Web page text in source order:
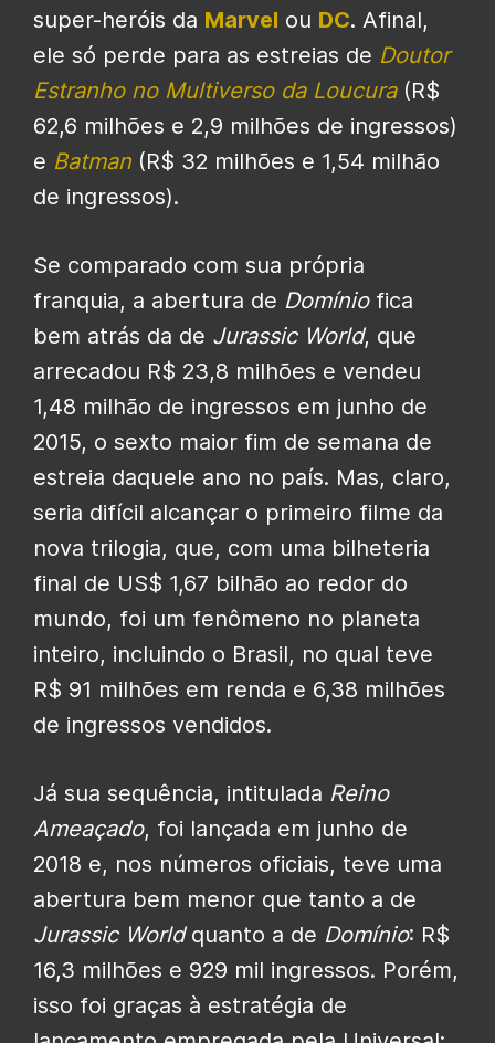
super-heróis da Marvel ou DC. Afinal,
ele só perde para as estreias de Doutor
Estranho no Multiverso da Loucura(R$
62,6 milhões e 2,9 milhões de ingressos)
e Batman (R$ 32 milhões e 1,54 milhão
de ingressos).
Se comparado com sua própria
franquia, a abertura de Domíniofica
bem atrás da de Jurassic World, que
arrecadou R$ 23,8 milhões e vendeu
1,48 milhão de ingressos em junho de
2015, o sexto maior fim de semana de
estreia daquele ano no país. Mas, claro,
seria difícil alcançar o primeiro filme da
nova trilogia, que, com uma bilheteria
final de US$ 1,67 bilhão ao redor do
mundo, foi um fenômeno no planeta
inteiro, incluindo o Brasil, no qual teve
R$ 91 milhões em renda e 6,38 milhões
de ingressos vendidos.
Já sua sequência, intitulada Reino
Ameaçado, foi lançada em junho de
2018 e, nos números oficiais, teve uma
abertura bem menor que tanto a de
Jurassic Worldquanto a de Domínio: R$
16,3 milhões e 929 mil ingressos. Porém,
isso foi graças à estratégia de